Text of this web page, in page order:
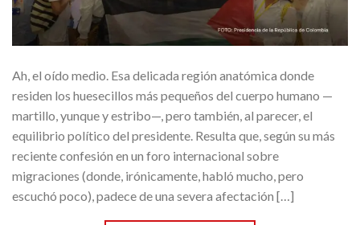
Ah, el oído medio. Esa delicada región anatómica donde
residen los huesecillos más pequeños del cuerpo humano —
martillo, yunque y estribo—, pero también, al parecer, el
equilibrio político del presidente. Resulta que, según su más
reciente confesión en un foro internacional sobre
migraciones (donde, irónicamente, habló mucho, pero
escuchó poco), padece de una severa afectación […]